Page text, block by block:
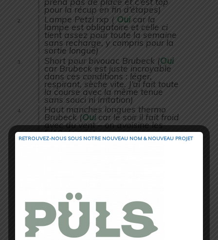
pour la récup en fin d’étapes)
Lampe Petzl rxp ( Oui car la
lampe est obligatoire et celle ci
tient assez pour toute la semaine
sans recharge, y compris pour la
sortie longue)
Short pour bivouac Brubeck (Oui
car Brubeck est juste incroyable
dans ces conditions : léger,
respirant, sèche vite. J’ai fait toute
la course avec la même tenue
sans souci ni irritation)
Haut manches longues thermo
Brubeck (Oui car le soir il fait froid
avec du vent – on avoisine les
5/10 degrés)
Chaussettes X-Bionic (Noncar
coupe vent)
Sporténine ( Oui pour éviter les
crampes)
Fourchette/Cuillère de mon titi
(Oui ça pèse pas lourd et c’est
mieux pour manger)
RETROUVEZ-NOUS SOUS NOTRE NOUVEAU NOM & NOUVEAU PROJET